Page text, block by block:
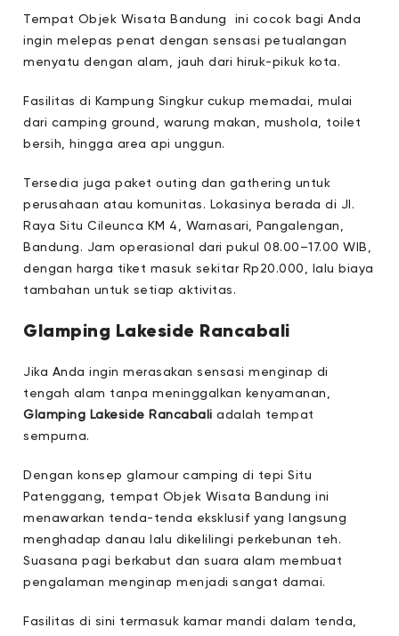
Tempat Objek Wisata Bandung ini cocok bagi Anda
ingin melepas penat dengan sensasi petualangan
menyatu dengan alam, jauh dari hiruk-pikuk kota.
Fasilitas di Kampung Singkur cukup memadai, mulai
dari camping ground, warung makan, mushola, toilet
bersih, hingga area api unggun.
Tersedia juga paket outing dan gathering untuk
perusahaan atau komunitas. Lokasinya berada di Jl.
Raya Situ Cileunca KM 4, Warnasari, Pangalengan,
Bandung. Jam operasional dari pukul 08.00–17.00 WIB,
dengan harga tiket masuk sekitar Rp20.000, lalu biaya
tambahan untuk setiap aktivitas.
Glamping Lakeside Rancabali
Jika Anda ingin merasakan sensasi menginap di
tengah alam tanpa meninggalkan kenyamanan,
Glamping Lakeside Rancabali adalah tempat
sempurna.
Dengan konsep glamour camping di tepi Situ
Patenggang, tempat Objek Wisata Bandung ini
menawarkan tenda-tenda eksklusif yang langsung
menghadap danau lalu dikelilingi perkebunan teh.
Suasana pagi berkabut dan suara alam membuat
pengalaman menginap menjadi sangat damai.
Fasilitas di sini termasuk kamar mandi dalam tenda,